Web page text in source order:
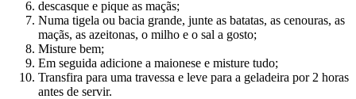
descasque e pique as maçãs;
Numa tigela ou bacia grande, junte as batatas, as cenouras, as
maçãs, as azeitonas, o milho e o sal a gosto;
Misture bem;
Em seguida adicione a maionese e misture tudo;
Transfira para uma travessa e leve para a geladeira por 2 horas
antes de servir.